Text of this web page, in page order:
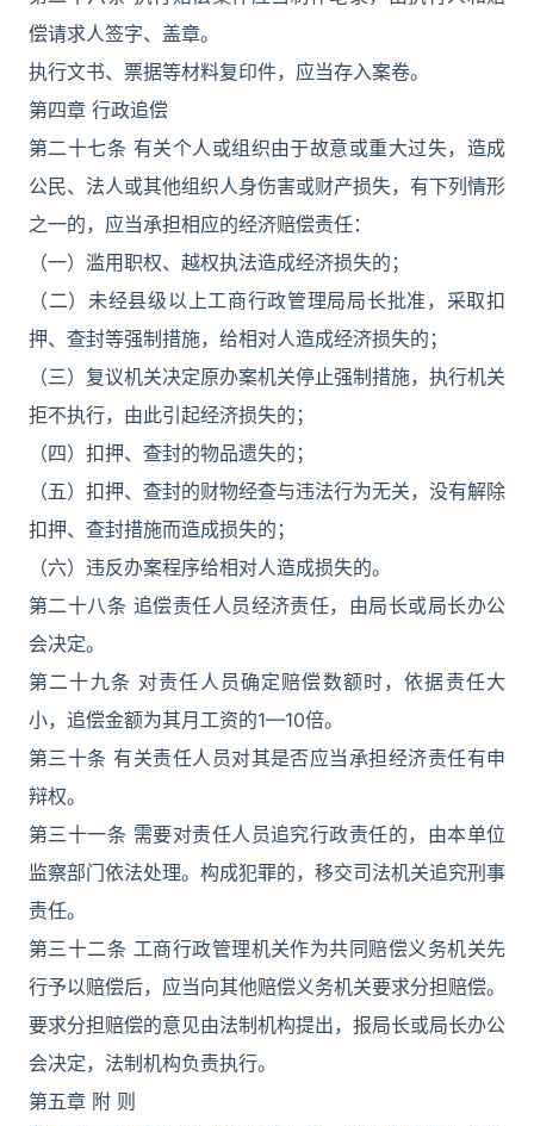
偿请求人签字、盖章。
执行文书、票据等材料复印件，应当存入案卷。
第四章 行政追偿
第二十七条 有关个人或组织由于故意或重大过失，造成
公民、法人或其他组织人身伤害或财产损失，有下列情形
之一的，应当承担相应的经济赔偿责任：
（一）滥用职权、越权执法造成经济损失的；
（二）未经县级以上工商行政管理局局长批准，采取扣
押、查封等强制措施，给相对人造成经济损失的；
（三）复议机关决定原办案机关停止强制措施，执行机关
拒不执行，由此引起经济损失的；
（四）扣押、查封的物品遗失的；
（五）扣押、查封的财物经查与违法行为无关，没有解除
扣押、查封措施而造成损失的；
（六）违反办案程序给相对人造成损失的。
第二十八条 追偿责任人员经济责任，由局长或局长办公
会决定。
第二十九条 对责任人员确定赔偿数额时，依据责任大
小，追偿金额为其月工资的1—10倍。
第三十条 有关责任人员对其是否应当承担经济责任有申
辩权。
第三十一条 需要对责任人员追究行政责任的，由本单位
监察部门依法处理。构成犯罪的，移交司法机关追究刑事
责任。
第三十二条 工商行政管理机关作为共同赔偿义务机关先
行予以赔偿后，应当向其他赔偿义务机关要求分担赔偿。
要求分担赔偿的意见由法制机构提出，报局长或局长办公
会决定，法制机构负责执行。
第五章 附 则